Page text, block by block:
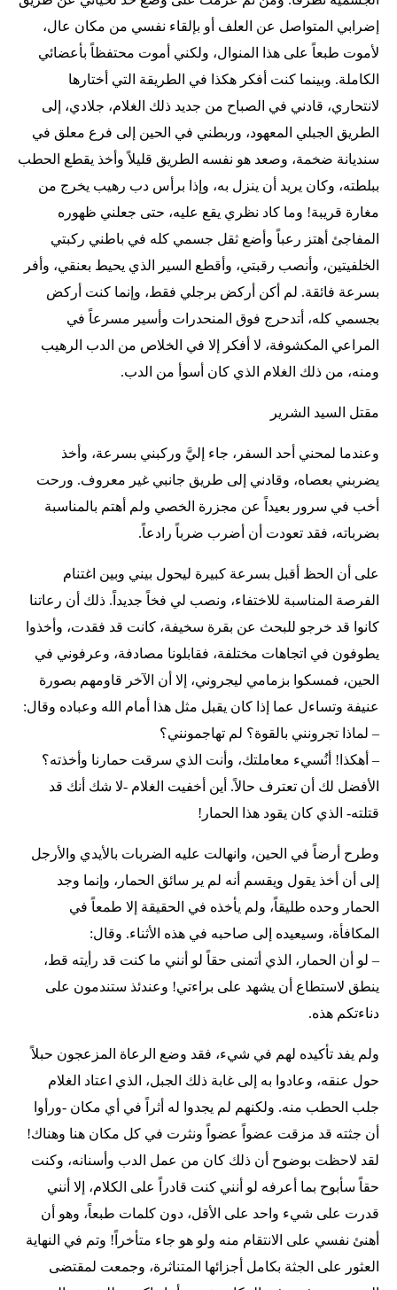
إضرابي المتواصل عن العلف أو بإلقاء نفسي من مكان عال،
لأموت طبعاً على هذا المنوال، ولكني أموت محتفظاً بأعضائي
الكاملة. وبينما كنت أفكر هكذا في الطريقة التي أختارها
لانتحاري، قادني في الصباح من جديد ذلك الغلام، جلادي، إلى
الطريق الجبلي المعهود، وربطني في الحين إلى فرع معلق في
سنديانة ضخمة، وصعد هو نفسه الطريق قليلاً وأخذ يقطع الحطب
ببلطته، وكان يريد أن ينزل به، وإذا برأس دب رهيب يخرج من
مغارة قريبة! وما كاد نظري يقع عليه، حتى جعلني ظهوره
المفاجئ أهتز رعباً وأضع ثقل جسمي كله في باطني ركبتي
الخلفيتين، وأنصب رقبتي، وأقطع السير الذي يحيط بعنقي، وأفر
بسرعة فائقة. لم أكن أركض برجلي فقط، وإنما كنت أركض
بجسمي كله، أتدحرج فوق المنحدرات وأسير مسرعاً في
المراعي المكشوفة، لا أفكر إلا في الخلاص من الدب الرهيب
ومنه، من ذلك الغلام الذي كان أسوأ من الدب.
مقتل السيد الشرير
وعندما لمحني أحد السفر، جاء إليَّ وركبني بسرعة، وأخذ
يضربني بعصاه، وقادني إلى طريق جانبي غير معروف. ورحت
أخب في سرور بعيداً عن مجزرة الخصي ولم أهتم بالمناسبة
بضرباته، فقد تعودت أن أضرب ضرباً رادعاً.
على أن الحظ أقبل بسرعة كبيرة ليحول بيني وبين اغتنام
الفرصة المناسبة للاختفاء، ونصب لي فخاً جديداً. ذلك أن رعاتنا
كانوا قد خرجو للبحث عن بقرة سخيفة، كانت قد فقدت، وأخذوا
يطوفون في اتجاهات مختلفة، فقابلونا مصادفة، وعرفوني في
الحين، فمسكوا بزمامي ليجروني، إلا أن الآخر قاومهم بصورة
عنيفة وتساءل عما إذا كان يقبل مثل هذا أمام الله وعباده وقال:
– لماذا تجرونني بالقوة؟ لم تهاجمونني؟
– أهكذا! أنُسيء معاملتك، وأنت الذي سرقت حمارنا وأخذته؟
الأفضل لك أن تعترف حالاً. أين أخفيت الغلام -لا شك أنك قد
قتلته- الذي كان يقود هذا الحمار!
وطرح أرضاً في الحين، وانهالت عليه الضربات بالأيدي والأرجل
إلى أن أخذ يقول ويقسم أنه لم ير سائق الحمار، وإنما وجد
الحمار وحده طليقاً، ولم يأخذه في الحقيقة إلا طمعاً في
المكافأة، وسيعيده إلى صاحبه في هذه الأثناء. وقال:
– لو أن الحمار، الذي أتمنى حقاً لو أنني ما كنت قد رأيته قط،
ينطق لاستطاع أن يشهد على براءتي! وعندئذ ستندمون على
دناءتكم هذه.
ولم يفد تأكيده لهم في شيء، فقد وضع الرعاة المزعجون حبلاً
حول عنقه، وعادوا به إلى غابة ذلك الجبل، الذي اعتاد الغلام
جلب الحطب منه. ولكنهم لم يجدوا له أثراً في أي مكان -ورأوا
أن جثته قد مزقت عضواً عضواً ونثرت في كل مكان هنا وهناك!
لقد لاحظت بوضوح أن ذلك كان من عمل الدب وأسنانه، وكنت
حقاً سأبوح بما أعرفه لو أنني كنت قادراً على الكلام، إلا أنني
قدرت على شيء واحد على الأقل، دون كلمات طبعاً، وهو أن
أهنئ نفسي على الانتقام منه ولو هو جاء متأخراً! وتم في النهاية
العثور على الجثة بكامل أجزائها المتناثرة، وجمعت لمقتضى